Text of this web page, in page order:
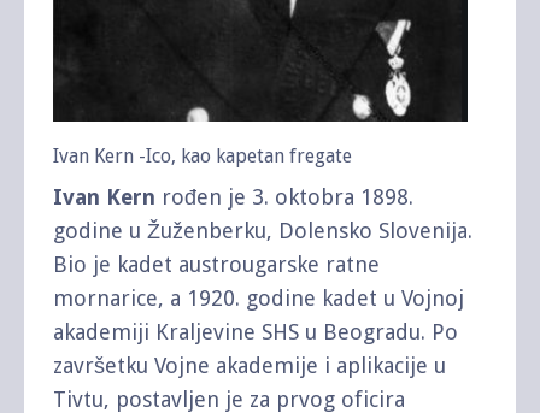
Ivan Kern -Ico, kao kapetan fregate
Ivan Kern rođen je 3. oktobra 1898.
godine u Žuženberku, Dolensko Slovenija.
Bio je kadet austrougarske ratne
mornarice, a 1920. godine kadet u Vojnoj
akademiji Kraljevine SHS u Beogradu. Po
završetku Vojne akademije i aplikacije u
Tivtu, postavljen je za prvog oficira